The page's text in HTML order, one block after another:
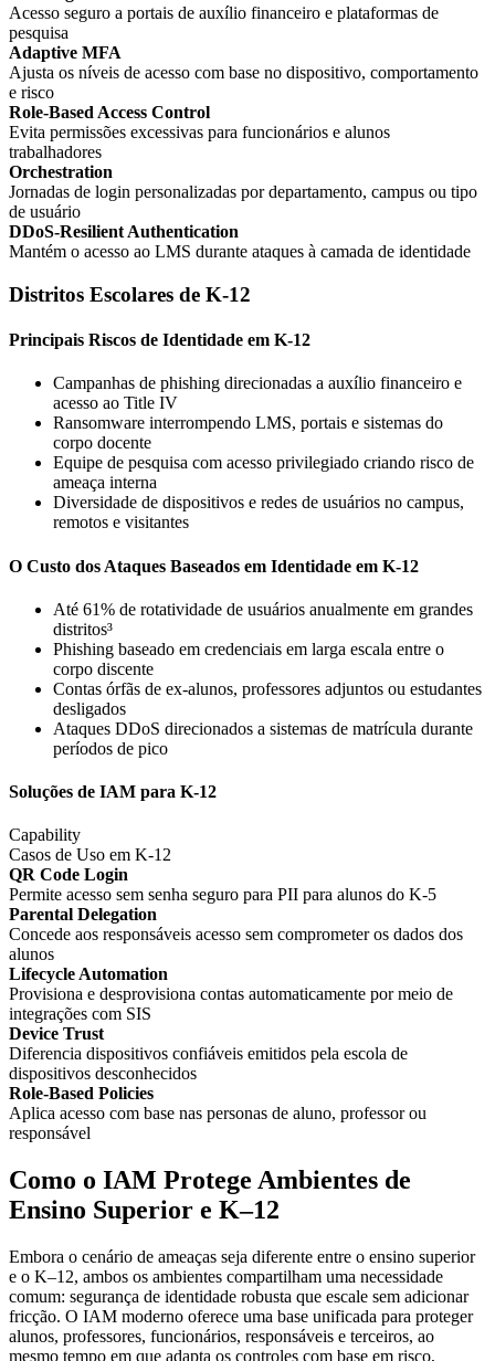
Acesso seguro a portais de auxílio financeiro e plataformas de
pesquisa
Adaptive MFA
Ajusta os níveis de acesso com base no dispositivo, comportamento
e risco
Role-Based Access Control
Evita permissões excessivas para funcionários e alunos
trabalhadores
Orchestration
Jornadas de login personalizadas por departamento, campus ou tipo
de usuário
DDoS-Resilient Authentication
Mantém o acesso ao LMS durante ataques à camada de identidade
Distritos Escolares de K-12
Principais Riscos de Identidade em K-12
Campanhas de phishing direcionadas a auxílio financeiro e
acesso ao Title IV
Ransomware interrompendo LMS, portais e sistemas do
corpo docente
Equipe de pesquisa com acesso privilegiado criando risco de
ameaça interna
Diversidade de dispositivos e redes de usuários no campus,
remotos e visitantes
O Custo dos Ataques Baseados em Identidade em K-12
Até 61% de rotatividade de usuários anualmente em grandes
distritos³
Phishing baseado em credenciais em larga escala entre o
corpo discente
Contas órfãs de ex-alunos, professores adjuntos ou estudantes
desligados
Ataques DDoS direcionados a sistemas de matrícula durante
períodos de pico
Soluções de IAM para K-12
Capability
Casos de Uso em K-12
QR Code Login
Permite acesso sem senha seguro para PII para alunos do K-5
Parental Delegation
Concede aos responsáveis acesso sem comprometer os dados dos
alunos
Lifecycle Automation
Provisiona e desprovisiona contas automaticamente por meio de
integrações com SIS
Device Trust
Diferencia dispositivos confiáveis emitidos pela escola de
dispositivos desconhecidos
Role-Based Policies
Aplica acesso com base nas personas de aluno, professor ou
responsável
Como o IAM Protege Ambientes de
Ensino Superior e K–12
Embora o cenário de ameaças seja diferente entre o ensino superior
e o K–12, ambos os ambientes compartilham uma necessidade
comum: segurança de identidade robusta que escale sem adicionar
fricção. O IAM moderno oferece uma base unificada para proteger
alunos, professores, funcionários, responsáveis e terceiros, ao
mesmo tempo em que adapta os controles com base em risco,